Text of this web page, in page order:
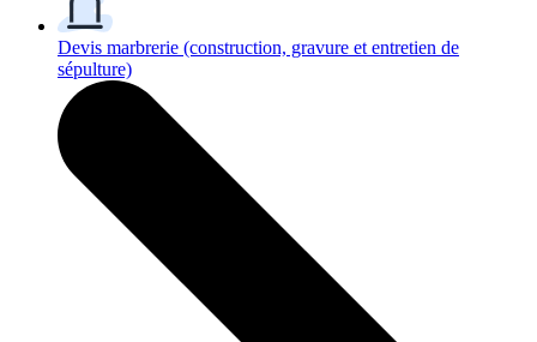
Devis marbrerie (construction, gravure et entretien de
sépulture)